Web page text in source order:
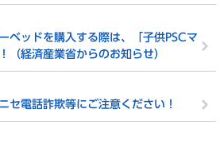
ベッドを購入する際は、「子供PSCマ
（経済産業省からのお知らせ）
セ電話詐欺等にご注意ください！